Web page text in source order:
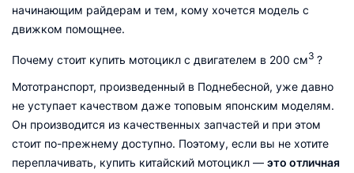
начинающим райдерам и тем, кому хочется модель с
движком помощнее.
Почему стоит купить мотоцикл с двигателем в 200 см3 ?
Мототранспорт, произведенный в Поднебесной, уже давно
не уступает качеством даже топовым японским моделям.
Он производится из качественных запчастей и при этом
стоит по-прежнему доступно. Поэтому, если вы не хотите
переплачивать, купить китайский мотоцикл — это отличная